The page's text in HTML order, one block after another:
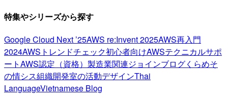
特集やシリーズから探す
Google Cloud Next ’25AWS re:Invent 2025AWS再入門
2024AWSトレンドチェック初心者向けAWSテクニカルサポ
ートAWS認定（資格） 製造業関連ジョインブログくらめそ
の情シス組織開発室の活動デザインThai
LanguageVietnamese Blog